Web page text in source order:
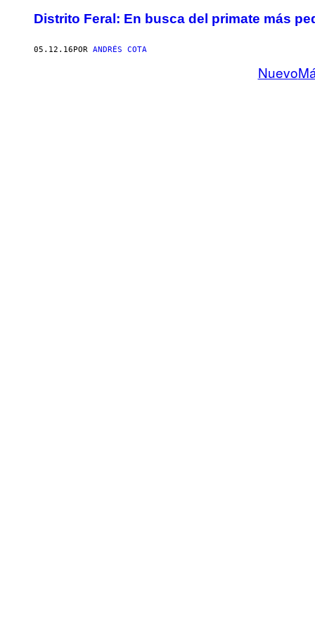
Distrito Feral: En busca del primate más
05.12.16 POR ANDRÉS COTA
Nuevo